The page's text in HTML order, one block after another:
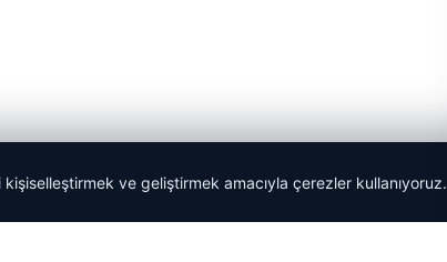
ve geliştirmek amacıyla çerezler kullanıyoruz.